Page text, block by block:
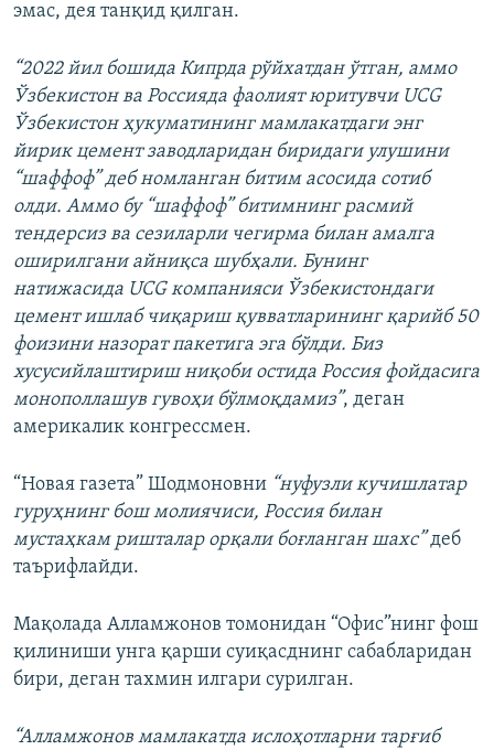
эмас, дея танқид қилган.
“2022 йил бошида Кипрда рўйхатдан ўтган, аммо
Ўзбекистон ва Россияда фаолият юритувчи UCG
Ўзбекистон ҳукуматининг мамлакатдаги энг
йирик цемент заводларидан биридаги улушини
“шаффоф” деб номланган битим асосида сотиб
олди. Аммо бу “шаффоф” битимнинг расмий
тендерсиз ва сезиларли чегирма билан амалга
оширилгани айниқса шубҳали. Бунинг
натижасида UCG компанияси Ўзбекистондаги
цемент ишлаб чиқариш қувватларининг қарийб 50
фоизини назорат пакетига эга бўлди. Биз
хусусийлаштириш ниқоби остида Россия фойдасига
монополлашув гувоҳи бўлмоқдамиз”, деган
америкалик конгрессмен.
“Новая газета” Шодмоновни “нуфузли кучишлатар
гуруҳнинг бош молиячиси, Россия билан
мустаҳкам ришталар орқали боғланган шахс”деб
таърифлайди.
Мақолада Алламжонов томонидан “Офис”нинг фош
қилиниши унга қарши суиқасднинг сабабларидан
бири, деган тахмин илгари сурилган.
“Алламжонов мамлакатда ислоҳотларни тарғиб